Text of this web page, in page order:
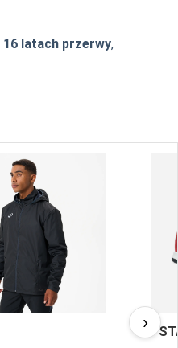
16 latach przerwy,
›